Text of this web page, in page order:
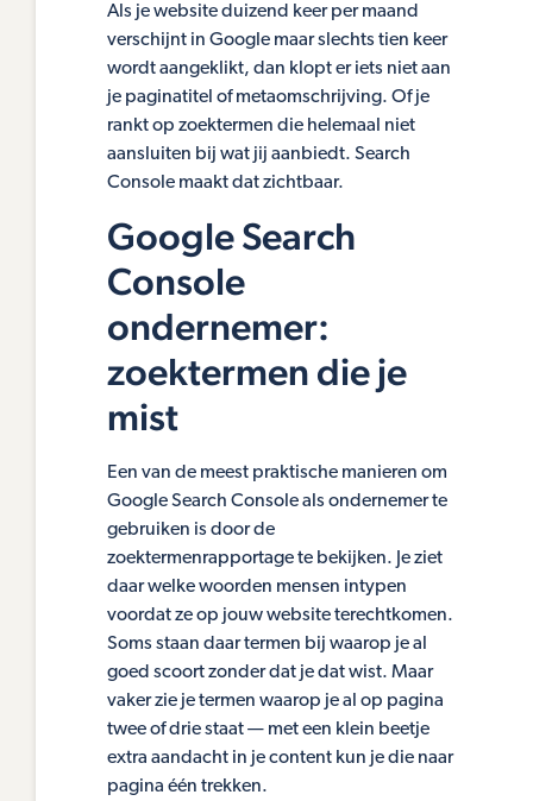
Als je website duizend keer per maand
verschijnt in Google maar slechts tien keer
wordt aangeklikt, dan klopt er iets niet aan
je paginatitel of metaomschrijving. Of je
rankt op zoektermen die helemaal niet
aansluiten bij wat jij aanbiedt. Search
Console maakt dat zichtbaar.
Google Search
Console
ondernemer:
zoektermen die je
mist
Een van de meest praktische manieren om
Google Search Console als ondernemer te
gebruiken is door de
zoektermenrapportage te bekijken. Je ziet
daar welke woorden mensen intypen
voordat ze op jouw website terechtkomen.
Soms staan daar termen bij waarop je al
goed scoort zonder dat je dat wist. Maar
vaker zie je termen waarop je al op pagina
twee of drie staat — met een klein beetje
extra aandacht in je content kun je die naar
pagina één trekken.